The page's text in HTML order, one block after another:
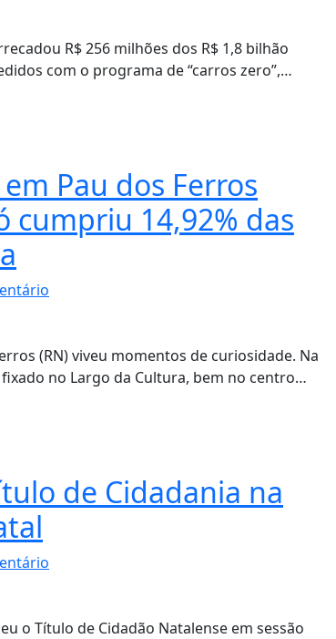
R$ 256 milhões dos R$ 1,8 bilhão
com o programa de “carros zero”,…
Pau dos Ferros
cumpriu 14,92% das
(RN) viveu momentos de curiosidade. Na
no Largo da Cultura, bem no centro…
de Cidadania na
o Título de Cidadão Natalense em sessão